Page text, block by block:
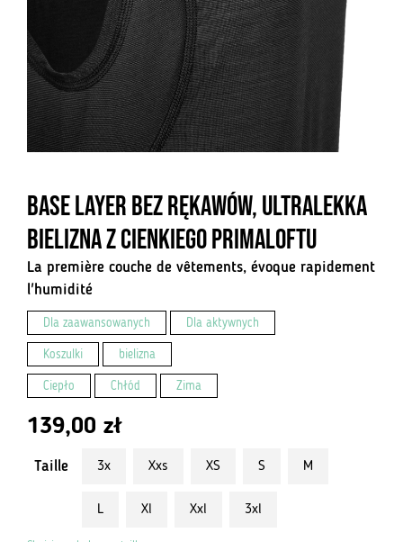
Base Layer bez rękawów, ultralekka
bielizna z cienkiego Primaloftu
La première couche de vêtements, évoque rapidement
l'humidité
Dla zaawansowanych Dla aktywnych
Koszulki bielizna
Ciepło Chłód Zima
139,00 zł
Taille 3x Xxs XS S M
L Xl Xxl 3xl